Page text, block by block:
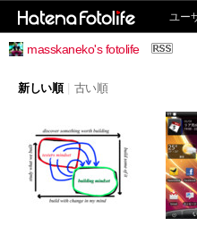
ユー
masskaneko's fotolife
新しい順 古い順